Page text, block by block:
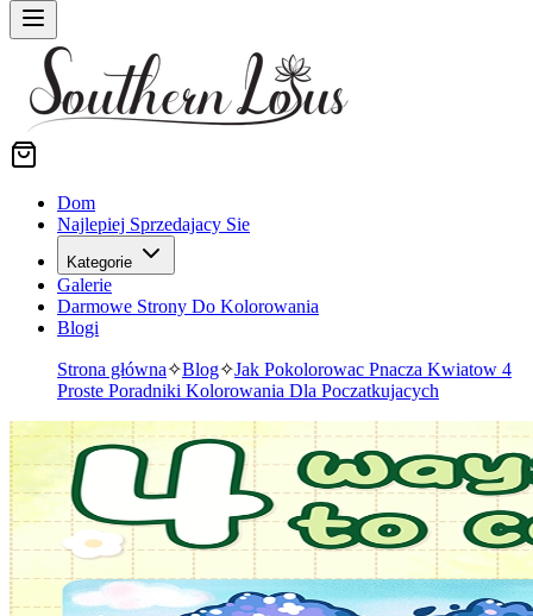
Dom
Najlepiej Sprzedajacy Sie
Kategorie
Galerie
Darmowe Strony Do Kolorowania
Blogi
Strona główna✧Blog✧Jak Pokolorowac Pnacza Kwiatow 4
Proste Poradniki Kolorowania Dla Poczatkujacych